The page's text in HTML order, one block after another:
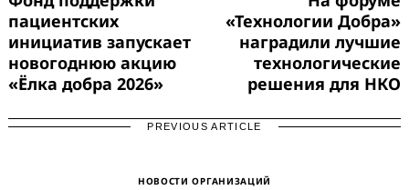
пациентских
инициатив запускает
новогоднюю акцию
«Ёлка добра 2026»
«Технологии Добра»
наградили лучшие
технологические
решения для НКО
PREVIOUS ARTICLE
НОВОСТИ ОРГАНИЗАЦИЙ